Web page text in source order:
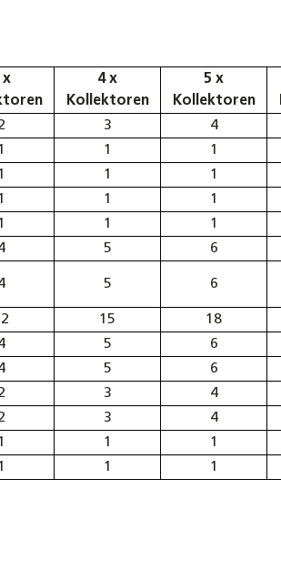
x
4 x
Kollektoren
5 x
Kollektoren
3 4
1 1
1 1
1 1
1 1
5 6
5 6
15 18
5 6
5 6
3 4
3 4
1 1
1 1